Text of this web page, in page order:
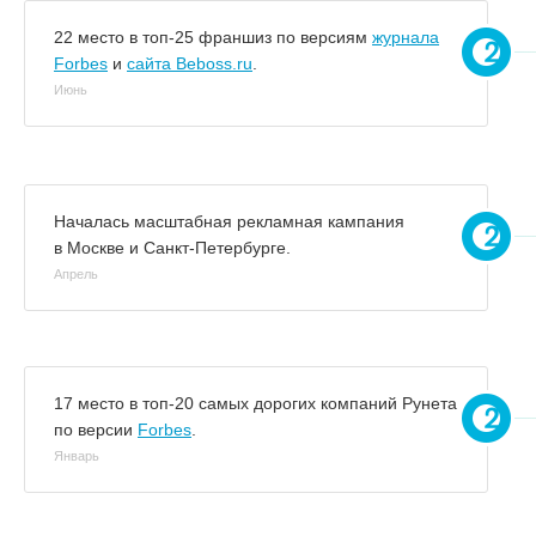
22 место в топ-25 франшиз по версиям журнала
Forbes и сайта Beboss.ru
Июнь
Началась масштабная рекламная кампания
в Москве и Санкт-Петербурге.
Апрель
17 место в топ-20 самых дорогих компаний Рунета
по версии Forbes
Январь